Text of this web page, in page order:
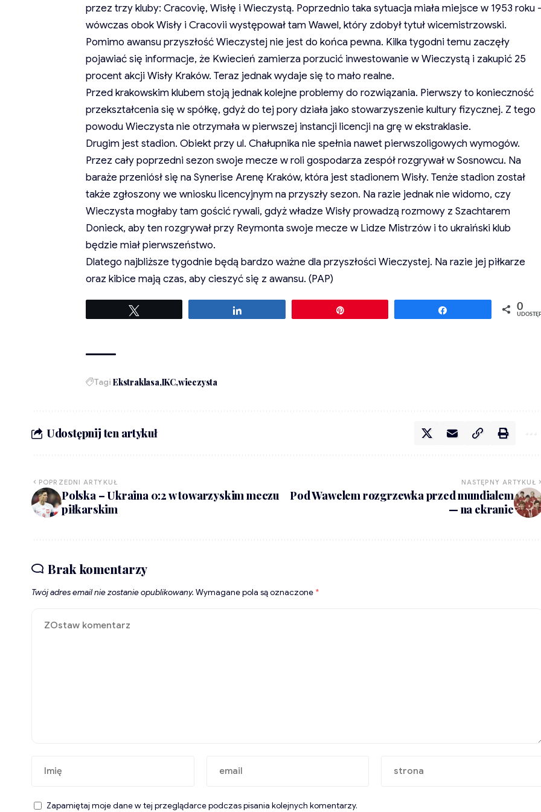
przez trzy kluby: Cracovię, Wisłę i Wieczystą. Poprzednio taka sytuacja miała miejsce w 1953 roku
wówczas obok Wisły i Cracovii występował tam Wawel, który zdobył tytuł wicemistrzowski.
Pomimo awansu przyszłość Wieczystej nie jest do końca pewna. Kilka tygodni temu zaczęły
pojawiać się informacje, że Kwiecień zamierza porzucić inwestowanie w Wieczystą i zakupić 25
procent akcji Wisły Kraków. Teraz jednak wydaje się to mało realne.
Przed krakowskim klubem stoją jednak kolejne problemy do rozwiązania. Pierwszy to konieczność
przekształcenia się w spółkę, gdyż do tej pory działa jako stowarzyszenie kultury fizycznej. Z tego
powodu Wieczysta nie otrzymała w pierwszej instancji licencji na grę w ekstraklasie.
Drugim jest stadion. Obiekt przy ul. Chałupnika nie spełnia nawet pierwszoligowych wymogów.
Przez cały poprzedni sezon swoje mecze w roli gospodarza zespół rozgrywał w Sosnowcu. Na
baraże przeniósł się na Synerise Arenę Kraków, która jest stadionem Wisły. Tenże stadion został
także zgłoszony we wniosku licencyjnym na przyszły sezon. Na razie jednak nie widomo, czy
Wieczysta mogłaby tam gościć rywali, gdyż władze Wisły prowadzą rozmowy z Szachtarem
Donieck, aby ten rozgrywał przy Reymonta swoje mecze w Lidze Mistrzów i to ukraiński klub
będzie miał pierwszeństwo.
Dlatego najbliższe tygodnie będą bardzo ważne dla przyszłości Wieczystej. Na razie jej piłkarze
oraz kibice mają czas, aby cieszyć się z awansu. (PAP)
0
Tagi Ekstraklasa IKC wieczysta
Udostępnij ten artykuł
POPRZEDNI ARTYKUŁ
Polska – Ukraina 0:2 w towarzyskim meczu
piłkarskim
NASTĘPNY ARTYKUŁ
Pod Wawelem rozgrzewka przed mundialem
— na ekranie
Brak komentarzy
Twój adres email nie zostanie opublikowany. Wymagane pola są oznaczone *
Zapamiętaj moje dane w tej przeglądarce podczas pisania kolejnych komentarzy.